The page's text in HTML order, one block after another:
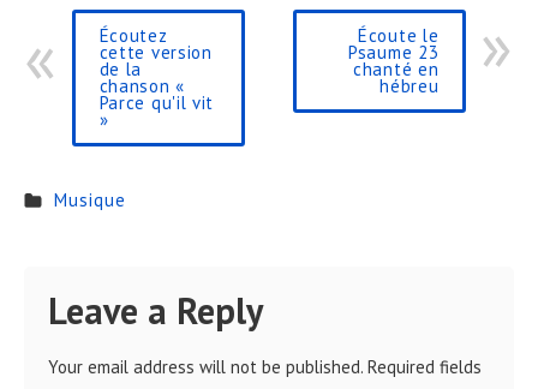
Écoutez
cette version
de la
chanson «
Parce qu'il vit
»
Écoute le
Psaume 23
chanté en
hébreu
Musique
Leave a Reply
Your email address will not be published. Required fields